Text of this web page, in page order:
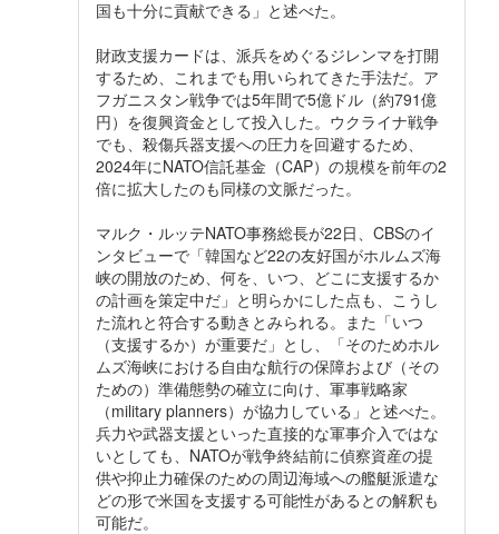
国も十分に貢献できる」と述べた。
財政支援カードは、派兵をめぐるジレンマを打開
するため、これまでも用いられてきた手法だ。ア
フガニスタン戦争では5年間で5億ドル（約791億
円）を復興資金として投入した。ウクライナ戦争
でも、殺傷兵器支援への圧力を回避するため、
2024年にNATO信託基金（CAP）の規模を前年の2
倍に拡大したのも同様の文脈だった。
マルク・ルッテNATO事務総長が22日、CBSのイ
ンタビューで「韓国など22の友好国がホルムズ海
峡の開放のため、何を、いつ、どこに支援するか
の計画を策定中だ」と明らかにした点も、こうし
た流れと符合する動きとみられる。また「いつ
（支援するか）が重要だ」とし、「そのためホル
ムズ海峡における自由な航行の保障および（その
ための）準備態勢の確立に向け、軍事戦略家
（military planners）が協力している」と述べた。
兵力や武器支援といった直接的な軍事介入ではな
いとしても、NATOが戦争終結前に偵察資産の提
供や抑止力確保のための周辺海域への艦艇派遣な
どの形で米国を支援する可能性があるとの解釈も
可能だ。